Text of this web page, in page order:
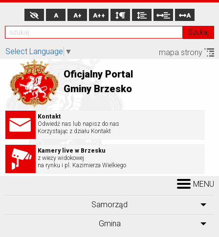
Szukaj
A A+ A++ A
Select Language ▼ mapa strony
Oficjalny Portal
Gminy Brzesko
Kontakt
Odwiedź nas lub napisz do nas
Korzystając z działu Kontakt
Kamery live w Brzesku
z wieży widokowej
na rynku i pl. Kazimierza Wielkiego
MENU
Samorząd
Gmina